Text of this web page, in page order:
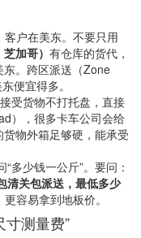
户在美东。不要只用
加哥） 有仓库的货代，
。跨区派送（Zone
便宜得多。
受货物不打托盘，直接
），很多卡车公司会给
物外箱足够硬，能承受
多少钱一公斤”。要问：
清关包派送，最低多少
更容易拿到地板价。
寸测量费”